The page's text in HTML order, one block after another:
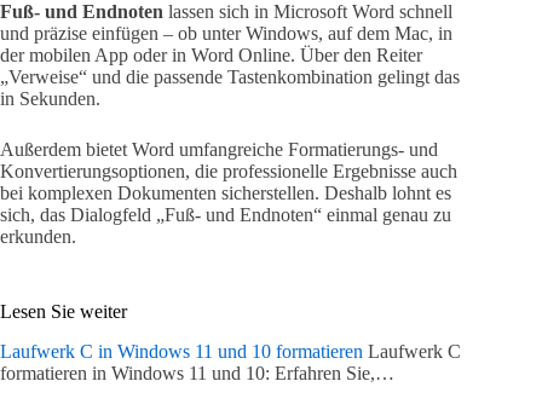
Fuß- und Endnoten lassen sich in Microsoft Word schnell
und präzise einfügen – ob unter Windows, auf dem Mac, in
der mobilen App oder in Word Online. Über den Reiter
„Verweise“ und die passende Tastenkombination gelingt das
in Sekunden.
Außerdem bietet Word umfangreiche Formatierungs- und
Konvertierungsoptionen, die professionelle Ergebnisse auch
bei komplexen Dokumenten sicherstellen. Deshalb lohnt es
sich, das Dialogfeld „Fuß- und Endnoten“ einmal genau zu
erkunden.
Lesen Sie weiter
Laufwerk C in Windows 11 und 10 formatieren Laufwerk C
formatieren in Windows 11 und 10: Erfahren Sie,…